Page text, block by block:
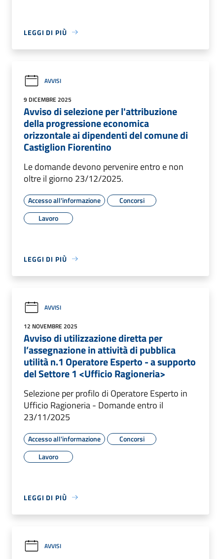
LEGGI DI PIÙ
AVVISI
9 DICEMBRE 2025
Avviso di selezione per l'attribuzione
della progressione economica
orizzontale ai dipendenti del comune di
Castiglion Fiorentino
Le domande devono pervenire entro e non
oltre il giorno 23/12/2025.
Accesso all'informazione
Concorsi
Lavoro
LEGGI DI PIÙ
AVVISI
12 NOVEMBRE 2025
Avviso di utilizzazione diretta per
l’assegnazione in attività di pubblica
utilità n.1 Operatore Esperto - a supporto
del Settore 1 <Ufficio Ragioneria>
Selezione per profilo di Operatore Esperto in
Ufficio Ragioneria - Domande entro il
23/11/2025
Accesso all'informazione
Concorsi
Lavoro
LEGGI DI PIÙ
AVVISI